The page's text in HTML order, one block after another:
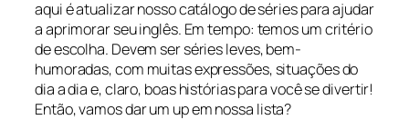
aqui é atualizar nosso catálogo de séries para ajudar
a aprimorar seu inglês. Em tempo: temos um critério
de escolha. Devem ser séries leves, bem-
humoradas, com muitas expressões, situações do
dia a dia e, claro, boas histórias para você se divertir!
Então, vamos dar um upem nossa lista?